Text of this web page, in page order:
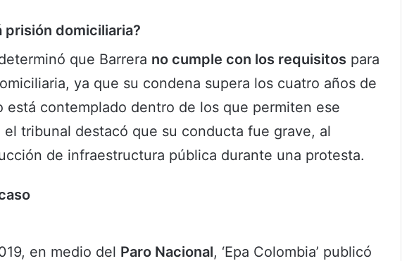
prisión domiciliaria?
que Barrera no cumple con los requisitos para
ya que su condena supera los cuatro años de
está contemplado dentro de los que permiten ese
tribunal destacó que su conducta fue grave, al
de infraestructura pública durante una protesta.
en medio del Paro Nacional, ‘Epa Colombia’ publicó